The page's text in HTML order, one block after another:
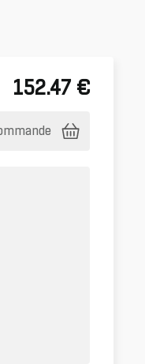
152.47 €